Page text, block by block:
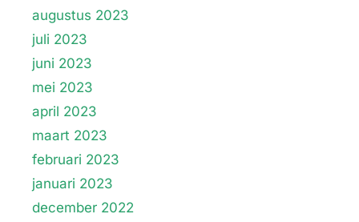
augustus 2023
juli 2023
juni 2023
mei 2023
april 2023
maart 2023
februari 2023
januari 2023
december 2022